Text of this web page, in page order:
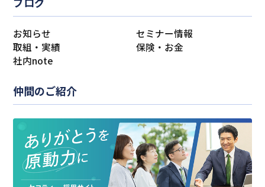
お知らせ
セミナー情報
取組・実績
保険・お金
社内note
仲間のご紹介